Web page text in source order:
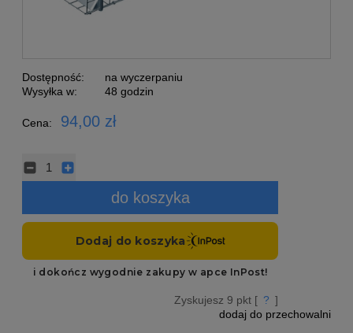
Dostępność:
na wyczerpaniu
Wysyłka w:
48 godzin
Cena: 94,00 zł
do koszyka
Zyskujesz 9 pkt [ ? ]
dodaj do przechowalni